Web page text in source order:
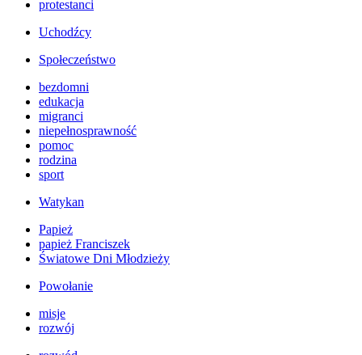
protestanci
Uchodźcy
Społeczeństwo
bezdomni
edukacja
migranci
niepełnosprawność
pomoc
rodzina
sport
Watykan
Papież
papież Franciszek
Światowe Dni Młodzieży
Powołanie
misje
rozwój